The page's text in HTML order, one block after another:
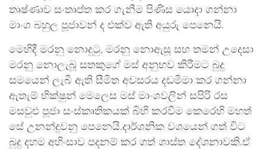
තෘෂ්ණාව සංතෘප්ත කර ගැනීම පිණිස යොදා ගන්නා
මාංශ බහුල පූජාවන් ද එක්ව ඇති අයුරු පෙනෙයි.
මෙහිදී මරනු නොදුටු, මරනු නොඇසූ සහ තමන් උදෙසා
මරනු නොලැබූ සතකුගේ මස් අනුභව කිරීමට බුදු
සමයෙන් ලැබී ඇති සීමිත අවසරය දඩමීමා කර ගන්නා
ඇතැම් භික්ෂුන් මෙලෙස මස් මාංශවලින් සපිරි රස
මසවුළු පූජා සංස්කෘතිකයක් බිහි කරවීම කෙරෙහි මහත්
සේ උනන්දුවනු පෙනෙයි.දාර්ශනික වශයෙන් ගත් විට
බුදු දහම අහිංසාව පදනම් කර ගත් ශාස්ත දේශනාවකි.ඒ